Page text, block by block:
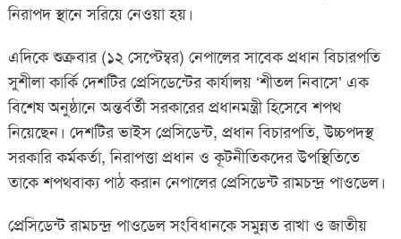
নিরাপদ স্থানে সরিয়ে নেওয়া হয়।
এদিকে শুক্রবার (১২ সেপ্টেম্বর) নেপালের সাবেক প্রধান বিচারপতি
সুশীলা কার্কি দেশটির প্রেসিডেন্টের কার্যালয় ‘শীতল নিবাসে’ এক
বিশেষ অনুষ্ঠানে অন্তর্বর্তী সরকারের প্রধানমন্ত্রী হিসেবে শপথ
নিয়েছেন। দেশটির ভাইস প্রেসিডেন্ট, প্রধান বিচারপতি, উচ্চপদস্থ
সরকারি কর্মকর্তা, নিরাপত্তা প্রধান ও কূটনীতিকদের উপস্থিতিতে
তাকে শপথবাক্য পাঠ করান নেপালের প্রেসিডেন্ট রামচন্দ্র পাওডেল।
প্রেসিডেন্ট রামচন্দ্র পাওডেল সংবিধানকে সমুন্নত রাখা ও জাতীয়